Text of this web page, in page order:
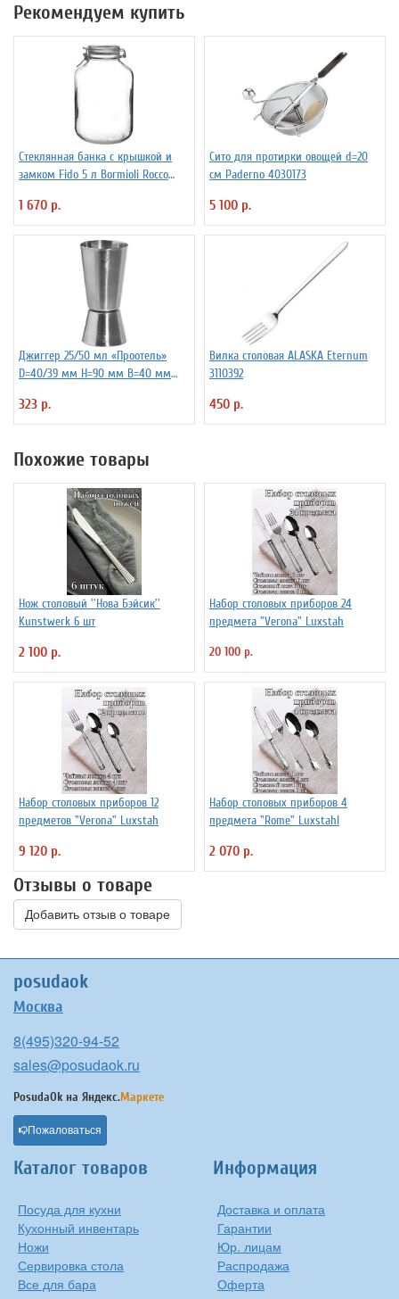
Рекомендуем купить
Стеклянная банка с крышкой и
замком Fido 5 л Bormioli Rocco
1 670 р.
Сито для протирки овощей d=20
см Paderno 4030173
5 100 р.
Джиггер 25/50 мл «Проотель»
D=40/39 мм H=90 мм B=40 мм
323 р.
Вилка столовая ALASKA Eternum
3110392
450 р.
Похожие товары
Нож столовый ''Нова Бэйсик''
Kunstwerk 6 шт
2 100 р.
Набор столовых приборов 24
предмета "Verona" Luxstah
20 100 р.
Набор столовых приборов 12
предметов "Verona" Luxstah
9 120 р.
Набор столовых приборов 4
предмета "Rome" Luxstahl
2 070 р.
Отзывы о товаре
Добавить отзыв о товаре
posudaok
Москва
8(495)320-94-52
sales@posudaok.ru
PosudaOk на Яндекс.Маркете
Пожаловаться
Каталог товаров
Посуда для кухни
Кухонный инвентарь
Ножи
Сервировка стола
Все для бара
Информация
Доставка и оплата
Гарантии
Юр. лицам
Распродажа
Оферта